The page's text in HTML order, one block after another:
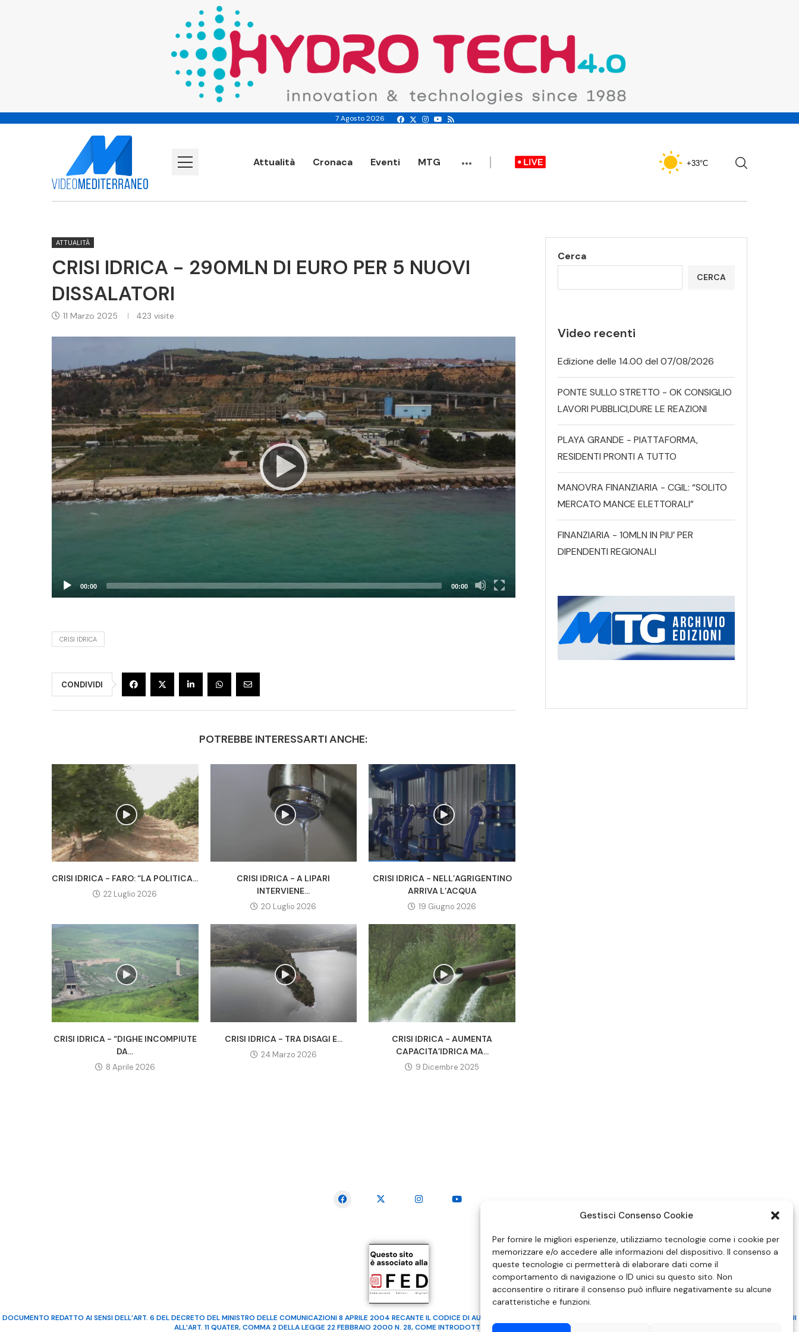
Gestisci Consenso Cookie
Per fornire le migliori esperienze, utilizziamo tecnologie come i cookie per
memorizzare e/o accedere alle informazioni del dispositivo. Il consenso a
queste tecnologie ci permetterà di elaborare dati come il
comportamento di navigazione o ID unici su questo sito. Non
acconsentire o ritirare il consenso può influire negativamente su alcune
caratteristiche e funzioni.
7 Agosto 2026
Attualità Cronaca Eventi MTG ... +33°C
ATTUALITÀ
CRISI IDRICA - 290MLN DI EURO PER 5 NUOVI
DISSALATORI
11 Marzo 2025 423 visite
Player
00:00 00:00
CRISI IDRICA
CONDIVIDI
POTREBBE INTERESSARTI ANCHE:
CRISI IDRICA - FARO: “LA POLITICA...
22 Luglio 2026
CRISI IDRICA - A LIPARI
INTERVIENE...
20 Luglio 2026
CRISI IDRICA - NELL’AGRIGENTINO
ARRIVA L’ACQUA
19 Giugno 2026
CRISI IDRICA - “DIGHE INCOMPIUTE
DA...
8 Aprile 2026
CRISI IDRICA - TRA DISAGI E...
24 Marzo 2026
CRISI IDRICA - AUMENTA
CAPACITA’IDRICA MA...
9 Dicembre 2025
Cerca
CERCA
Video recenti
Edizione delle 14.00 del 07/08/2026
PONTE SULLO STRETTO - OK CONSIGLIO
LAVORI PUBBLICI,DURE LE REAZIONI
PLAYA GRANDE - PIATTAFORMA,
RESIDENTI PRONTI A TUTTO
MANOVRA FINANZIARIA - CGIL: “SOLITO
MERCATO MANCE ELETTORALI”
FINANZIARIA - 10MLN IN PIU’ PER
DIPENDENTI REGIONALI
DOCUMENTO REDATTO AI SENSI DELL’ART. 6 DEL DECRETO DEL MINISTRO DELLE COMUNICAZIONI 8 APRILE 2004 RECANTE IL CODICE DI AUTOREGOLAMENTAZIONE IN MATERIA DI ATTUAZIONE DEL PRINCIPIO DEL PLURALISMO, DI CUI
ALL’ART. 11 QUATER, COMMA 2 DELLA LEGGE 22 FEBBRAIO 2000 N. 28, COME INTRODOTTO DALLA LEGGE 6 NOVEMBRE 2003, N. 313